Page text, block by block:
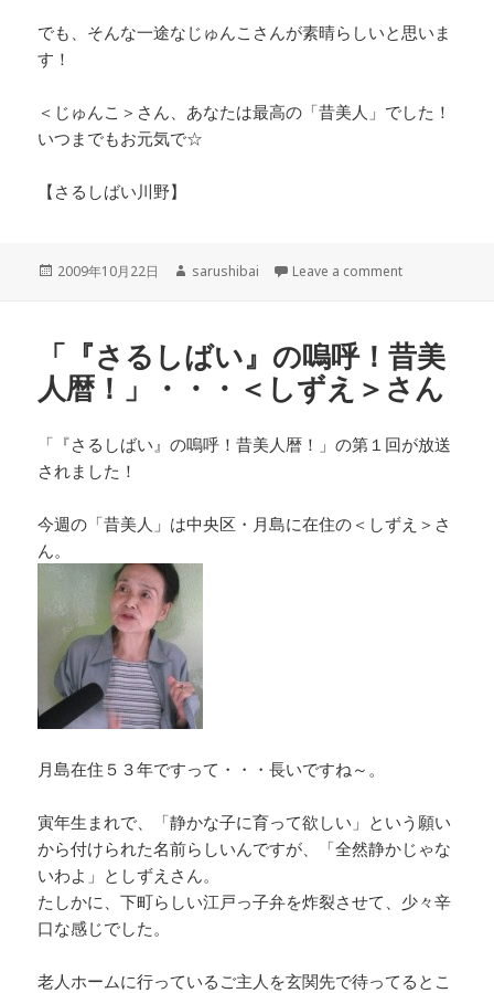
でも、そんな一途なじゅんこさんが素晴らしいと思いま
す！
＜じゅんこ＞さん、あなたは最高の「昔美人」でした！
いつまでもお元気で☆
【さるしばい川野】
投
2009年10月22日
作
sarushibai Leave a comment
「『さるしばい』の嗚呼！昔美
人暦！」・・・＜しずえ＞さん
「『さるしばい』の嗚呼！昔美人暦！」の第１回が放送
されました！
今週の「昔美人」は中央区・月島に在住の＜しずえ＞さ
ん。
月島在住５３年ですって・・・長いですね～。
寅年生まれで、「静かな子に育って欲しい」という願い
から付けられた名前らしいんですが、「全然静かじゃな
いわよ」としずえさん。
たしかに、下町らしい江戸っ子弁を炸裂させて、少々辛
口な感じでした。
老人ホームに行っているご主人を玄関先で待ってるとこ